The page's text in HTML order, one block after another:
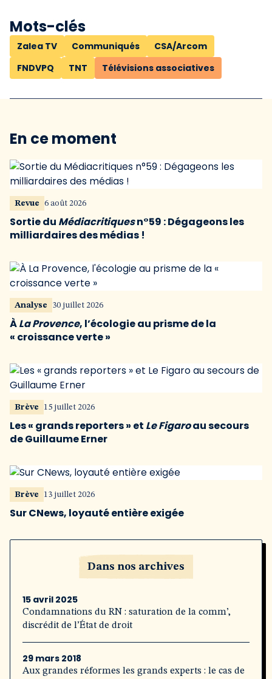
Mots-clés
Zalea TV Communiqués
CSA/Arcom
FNDVPQ
TNT Télévisions associatives
En ce moment
Revue 6 août 2026
Sortie du Médiacritiquesn°59 : Dégageons les
milliardaires des médias !
Analyse 30 juillet 2026
ÀLa Provence, l’écologie au prisme de la
« croissance verte »
Brève 15 juillet 2026
Les « grands reporters » et Le Figaroau secours
de Guillaume Erner
Brève 13 juillet 2026
Sur CNews, loyauté entière exigée
Dans nos archives
15 avril 2025
Condamnations du RN : saturation de la comm’,
discrédit de l’État de droit
29 mars 2018
Aux grandes réformes les grands experts : le cas de